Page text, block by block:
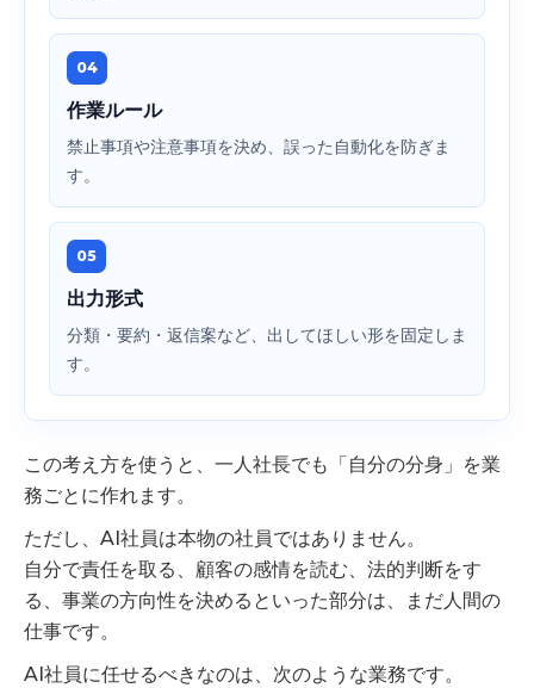
04
作業ルール
禁止事項や注意事項を決め、誤った自動化を防ぎま
す。
05
出力形式
分類・要約・返信案など、出してほしい形を固定しま
す。
この考え方を使うと、一人社長でも「自分の分身」を業
務ごとに作れます。
ただし、AI社員は本物の社員ではありません。
自分で責任を取る、顧客の感情を読む、法的判断をす
る、事業の方向性を決めるといった部分は、まだ人間の
仕事です。
AI社員に任せるべきなのは、次のような業務です。